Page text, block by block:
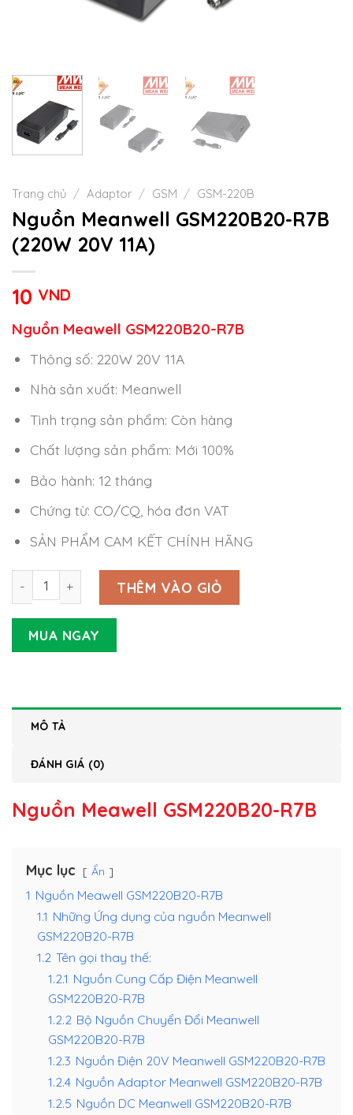
Trang chủ / Adaptor / GSM / GSM-220B
Nguồn Meanwell GSM220B20-R7B
(220W 20V 11A)
10 VND
Nguồn Meawell GSM220B20-R7B
Thông số: 220W 20V 11A
Nhà sản xuất: Meanwell
Tình trạng sản phẩm: Còn hàng
Chất lượng sản phẩm: Mới 100%
Bảo hành: 12 tháng
Chứng từ: CO/CQ, hóa đơn VAT
SẢN PHẨM CAM KẾT CHÍNH HÃNG
Nguồn Meanwell GSM220B20-R7B (220W 20V 11A) số
THÊM VÀO GIỎ
MUA NGAY
MÔ TẢ
ĐÁNH GIÁ (0)
Nguồn Meawell GSM220B20-R7B
Mục lục Ẩn
1 Nguồn Meawell GSM220B20-R7B
1.1 Những Ứng dụng của nguồn Meanwell
GSM220B20-R7B
1.2 Tên gọi thay thế:
1.2.1 Nguồn Cung Cấp Điện Meanwell
GSM220B20-R7B
1.2.2 Bộ Nguồn Chuyển Đổi Meanwell
GSM220B20-R7B
1.2.3 Nguồn Điện 20V Meanwell GSM220B20-R7B
1.2.4 Nguồn Adaptor Meanwell GSM220B20-R7B
1.2.5 Nguồn DC Meanwell GSM220B20-R7B